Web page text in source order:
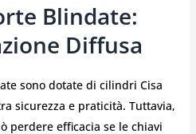
Blindate:
Diffusa
sono dotate di cilindri Cisa
sicurezza e praticità. Tuttavia,
perdere efficacia se le chiavi